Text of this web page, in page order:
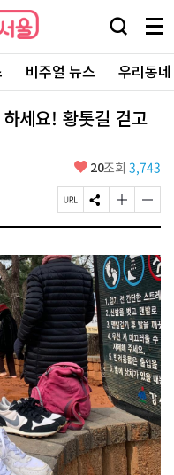
검
창
열
기
메
뉴
전
체
보
비주얼 뉴스 우리동
세요! 황톳길 걷고
좋
요
20조회 3,743
페
이
U
R
L
복
사
S
N
공
유
하
기
글
자
기
크
게
변
경
하
기
글
자
기
작
게
변
경
하
기